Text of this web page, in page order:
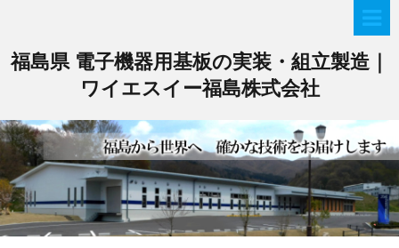
福島県 電子機器用基板の実装・組立製造｜
ワイエスイー福島株式会社